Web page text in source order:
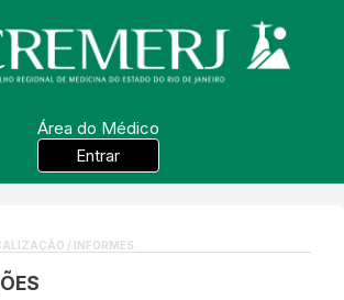
Área do Médico
Entrar
/ INFORMES